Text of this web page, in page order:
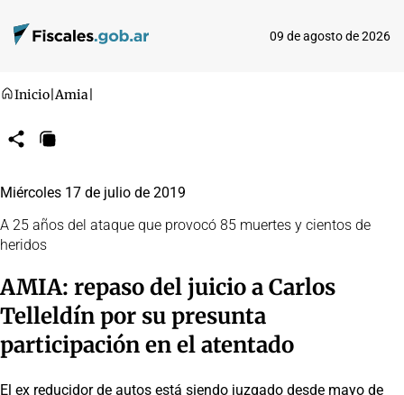
09 de agosto de 2026
Inicio Amia
CompartirCopiar
Miércoles 17 de julio de 2019
A 25 años del ataque que provocó 85 muertes y cientos de
heridos
AMIA: repaso del juicio a Carlos
Telleldín por su presunta
participación en el atentado
El ex reducidor de autos está siendo juzgado desde mayo de